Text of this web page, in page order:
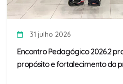
31 julho 2026
Encontro Pedagógico 2026.2
propósito e fortalecimento da